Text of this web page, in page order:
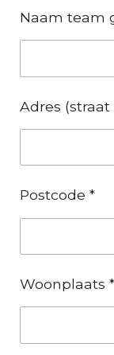
Naam team
Adres (straat
Postcode *
Woonplaats *